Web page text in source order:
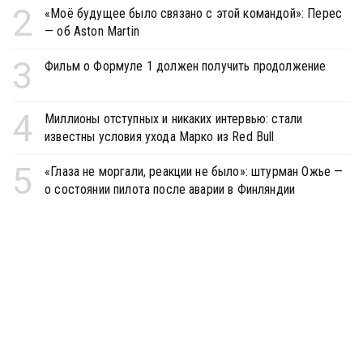
2
«Моё будущее было связано с этой командой»: Перес
— об Aston Martin
3 Фильм о Формуле 1 должен получить продолжение
4
Миллионы отступных и никаких интервью: стали
известны условия ухода Марко из Red Bull
5
«Глаза не моргали, реакции не было»: штурман Ожье —
о состоянии пилота после аварии в Финляндии